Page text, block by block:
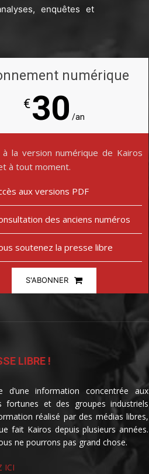
enquêtes et
numérique
€30 /an
à la version numérique de Kairos
à tout moment.
aux versions PDF
des anciens numéros
soutenez la presse libre
S'ABONNER
LIBRE !
d’une information concentrée aux
fortunes et des groupes industriels
réalisé par des médias libres,
fait Kairos depuis plusieurs années.
ne pourrons pas grand chose.
ICI